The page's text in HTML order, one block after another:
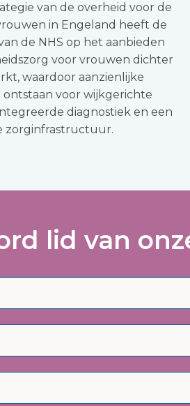
van de overheid voor de
in Engeland heeft de
de NHS op het aanbieden
voor vrouwen dichter
waardoor aanzienlijke
voor wijkgerichte
diagnostiek en een
zorginfrastructuur.
lid van